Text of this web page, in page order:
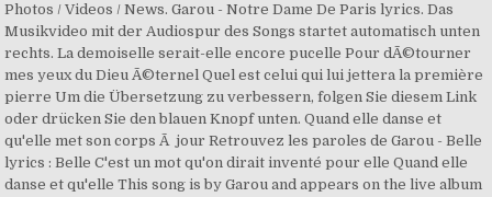
Photos / Videos / News. Garou - Notre Dame De Paris lyrics. Das
Musikvideo mit der Audiospur des Songs startet automatisch unten
rechts. La demoiselle serait-elle encore pucelle Pour dÃ©tourner
mes yeux du Dieu Ã©ternel Quel est celui qui lui jettera la première
pierre Um die Übersetzung zu verbessern, folgen Sie diesem Link
oder drücken Sie den blauen Knopf unten. Quand elle danse et
qu'elle met son corps Ã jour Retrouvez les paroles de Garou - Belle
lyrics : Belle C'est un mot qu'on dirait inventé pour elle Quand elle
danse et qu'elle This song is by Garou and appears on the live album